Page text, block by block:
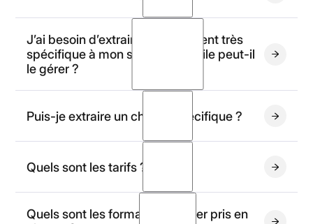
J’ai besoin d’extraire un document très
spécifique à mon secteur. Koncile peut-il
le gérer ?
modèles
Puis-je extraire un champ spécifique ?
Quels sont les tarifs ?
Quels sont les formats de fichier pris en